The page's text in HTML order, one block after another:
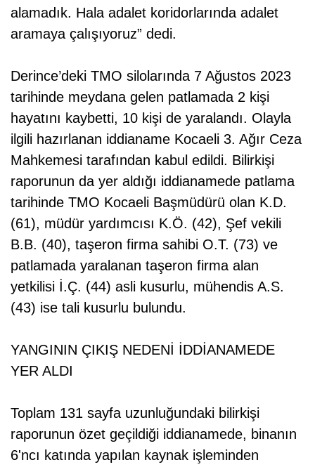
alamadık. Hala adalet koridorlarında adalet
aramaya çalışıyoruz” dedi.
Derince’deki TMO silolarında 7 Ağustos 2023
tarihinde meydana gelen patlamada 2 kişi
hayatını kaybetti, 10 kişi de yaralandı. Olayla
ilgili hazırlanan iddianame Kocaeli 3. Ağır Ceza
Mahkemesi tarafından kabul edildi. Bilirkişi
raporunun da yer aldığı iddianamede patlama
tarihinde TMO Kocaeli Başmüdürü olan K.D.
(61), müdür yardımcısı K.Ö. (42), Şef vekili
B.B. (40), taşeron firma sahibi O.T. (73) ve
patlamada yaralanan taşeron firma alan
yetkilisi İ.Ç. (44) asli kusurlu, mühendis A.S.
(43) ise tali kusurlu bulundu.
YANGININ ÇIKIŞ NEDENİ İDDİANAMEDE
YER ALDI
Toplam 131 sayfa uzunluğundaki bilirkişi
raporunun özet geçildiği iddianamede, binanın
6'ncı katında yapılan kaynak işleminden